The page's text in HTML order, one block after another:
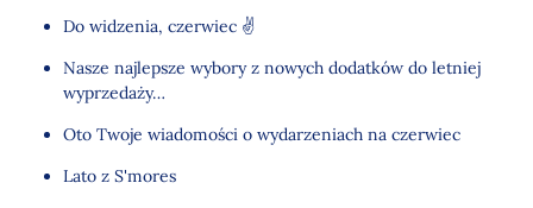
Do widzenia, czerwiec ✌
Nasze najlepsze wybory z nowych dodatków do letniej
wyprzedaży…
Oto Twoje wiadomości o wydarzeniach na czerwiec
Lato z S'mores